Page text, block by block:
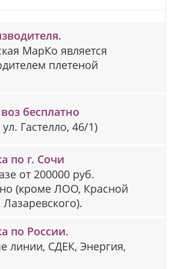
МарКо является
плетеной
бесплатно
Гастелло, 46/1)
по г. Сочи
от 200000 руб.
(кроме ЛОО, Красной
по России.
линии, СДЕК, Энергия,